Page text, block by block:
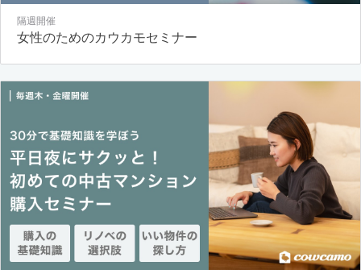
隔週開催
女性のためのカウカモセミナー